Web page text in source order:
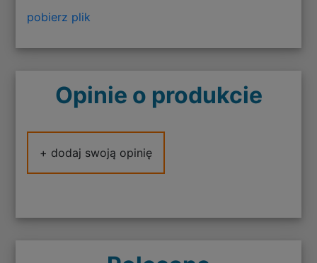
pobierz plik
Opinie o produkcie
+ dodaj swoją opinię